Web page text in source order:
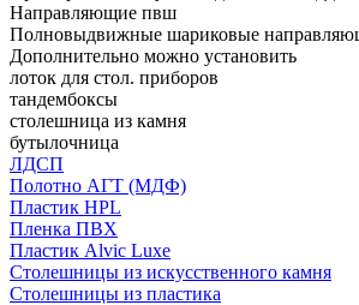
Направляющие пвш
Полновыдвижные шариковые
Дополнительно можно установить
лоток для стол. приборов
тандембоксы
столешница из камня
бутылочница
ЛДСП
Полотно АГТ (МДФ)
Пластик HPL
Пленка ПВХ
Пластик Alvic Luxe
Столешницы из искусственного камня
Столешницы из пластика